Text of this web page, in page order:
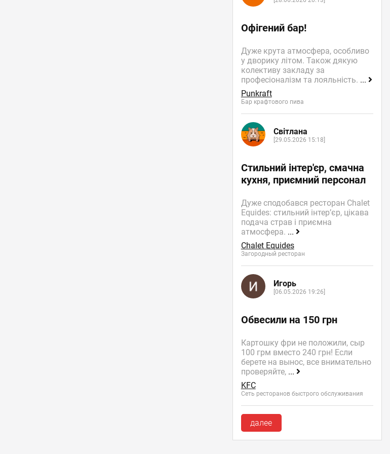
Офігений бар!
Дуже крута атмосфера, особливо
у дворику літом. Також дякую
колективу закладу за
професіоналізм та лояльність. ...
Punkraft
Бар крафтового пива
Світлана
[29.05.2026 15:18]
Стильний інтер'єр, смачна
кухня, приємний персонал
Дуже сподобався ресторан Chalet
Equides: стильний інтер’єр, цікава
подача страв і приємна
атмосфера. ...
Chalet Equides
Загородный ресторан
Игорь
[06.05.2026 19:26]
Обвесили на 150 грн
Картошку фри не положили, сыр
100 грм вместо 240 грн! Если
берете на вынос, все внимательно
проверяйте, ...
KFC
Сеть ресторанов быстрого обслуживания
далее